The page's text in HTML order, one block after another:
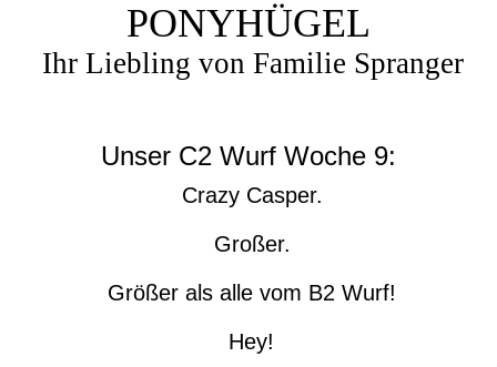
PONYHÜGEL
Ihr Liebling von Familie Spranger
Unser C2 Wurf Woche 9:
Crazy Casper.
Großer.
Größer als alle vom B2 Wurf!
Hey!